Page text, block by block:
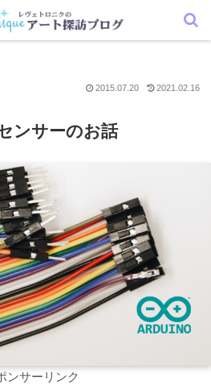
ンサーのお話
2015.07.20 2021.02.16
ンサーリンク